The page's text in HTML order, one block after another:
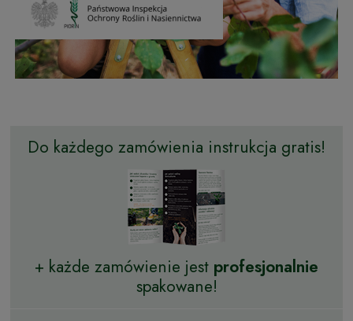
Do każdego zamówienia instrukcja gratis!
+ każde zamówienie jest profesjonalnie
spakowane!